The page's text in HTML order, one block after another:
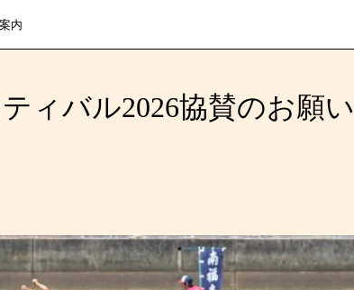
内
ィバル2026協賛のお願い